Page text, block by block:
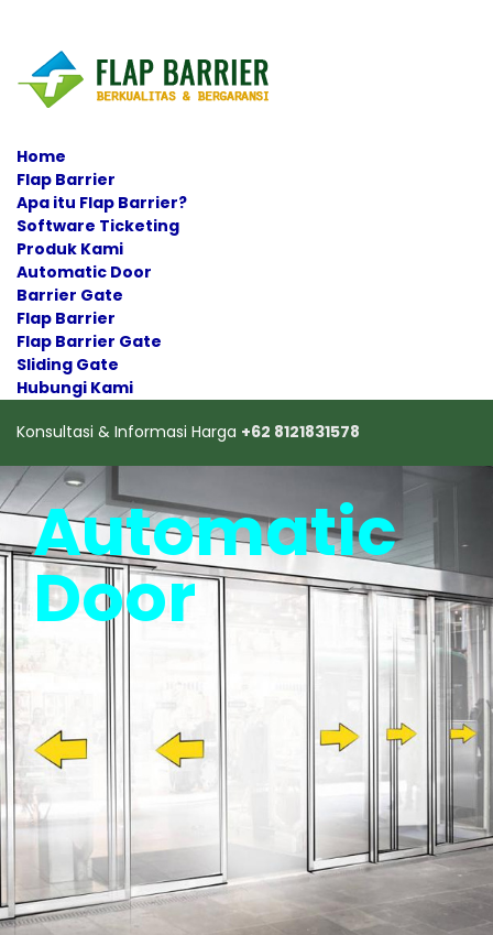
Home
Flap Barrier
Apa itu Flap Barrier?
Software Ticketing
Produk Kami
Automatic Door
Barrier Gate
Flap Barrier
Flap Barrier Gate
Sliding Gate
Hubungi Kami
Konsultasi & Informasi Harga +62 8121831578
Automatic
Door